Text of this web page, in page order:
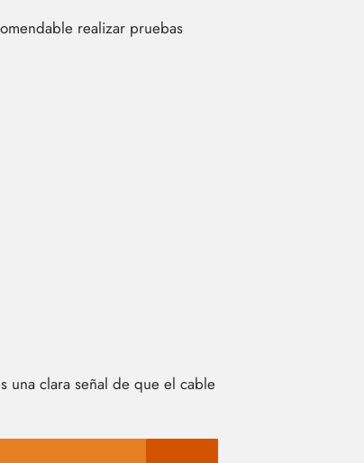
realizar pruebas
una clara señal de que el cable